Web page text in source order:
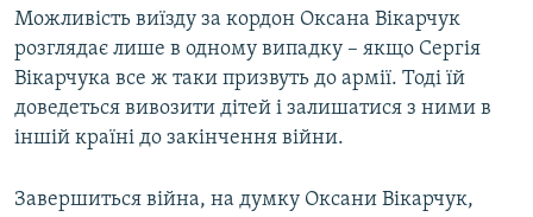
Можливість виїзду за кордон Оксана Вікарчук
розглядає лише в одному випадку – якщо Сергія
Вікарчука все ж таки призвуть до армії. Тоді їй
доведеться вивозити дітей і залишатися з ними в
іншій країні до закінчення війни.
Завершиться війна, на думку Оксани Вікарчук,